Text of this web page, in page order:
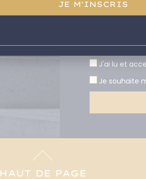
J'ai lu et
Je souhaite
HAUT DE PAGE